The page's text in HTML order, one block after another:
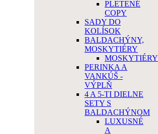
PLETENÉ
COPY
SADY DO
KOLÍSOK
BALDACHÝNY,
MOSKYTIÉRY
MOSKYTIÉRY
PERINKA A
VANKÚŠ -
VÝPLŇ
4 A 5-TI DIELNE
SETY S
BALDACHÝNOM
LUXUSNÉ
A